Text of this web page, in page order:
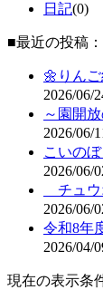
日記(0)
■最近の投稿：
🌼りん
2026/06/
～園開
2026/06/
こいの
2026/06/
チュウ
2026/06/
令和8年
2026/04/
現在の表示条